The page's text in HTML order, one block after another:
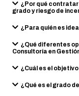
¿Por qué contratar
grado y riesgo de
¿Para quién es
¿Qué diferentes
Consultoría en
¿Cuál es el
¿Qué es el grado